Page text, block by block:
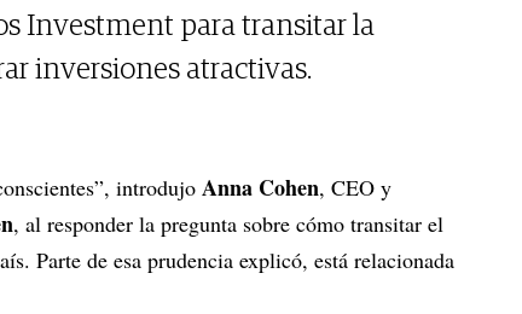
Investment para transitar la
inversiones atractivas.
introdujo Anna Cohen, CEO y
, al responder la pregunta sobre cómo transitar el
Parte de esa prudencia explicó, está relacionada